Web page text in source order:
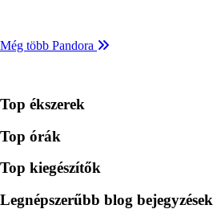
Még több Pandora
Top ékszerek
Top órák
Top kiegészítők
Legnépszerűbb blog bejegyzések